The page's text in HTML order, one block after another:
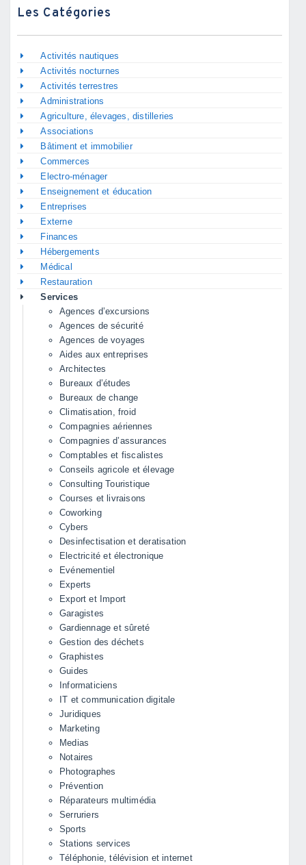
Les Catégories
Activités nautiques
Activités nocturnes
Activités terrestres
Administrations
Agriculture, élevages, distilleries
Associations
Bâtiment et immobilier
Commerces
Electro-ménager
Enseignement et éducation
Entreprises
Externe
Finances
Hébergements
Médical
Restauration
Services
Agences d’excursions
Agences de sécurité
Agences de voyages
Aides aux entreprises
Architectes
Bureaux d’études
Bureaux de change
Climatisation, froid
Compagnies aériennes
Compagnies d’assurances
Comptables et fiscalistes
Conseils agricole et élevage
Consulting Touristique
Courses et livraisons
Coworking
Cybers
Desinfectisation et deratisation
Electricité et électronique
Evénementiel
Experts
Export et Import
Garagistes
Gardiennage et sûreté
Gestion des déchets
Graphistes
Guides
Informaticiens
IT et communication digitale
Juridiques
Marketing
Medias
Notaires
Photographes
Prévention
Réparateurs multimédia
Serruriers
Sports
Stations services
Téléphonie, télévision et internet